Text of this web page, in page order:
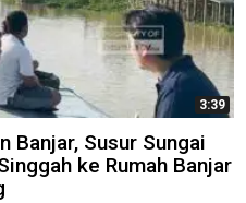
3:39
Banjar, Susur Sungai
ke Rumah Banjar